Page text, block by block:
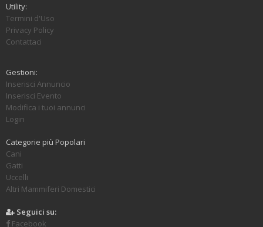
Utility:
Termini d'Uso
Privacy Policy
Contattaci
Gestioni:
Inserisci Annuncio
Inserisci Evento
Modifica i tuoi annunci
Login
Categorie più Popolari
Cani
Gatti
Uccelli
Altri Mammiferi Domestici
Seguici su:
Facebook